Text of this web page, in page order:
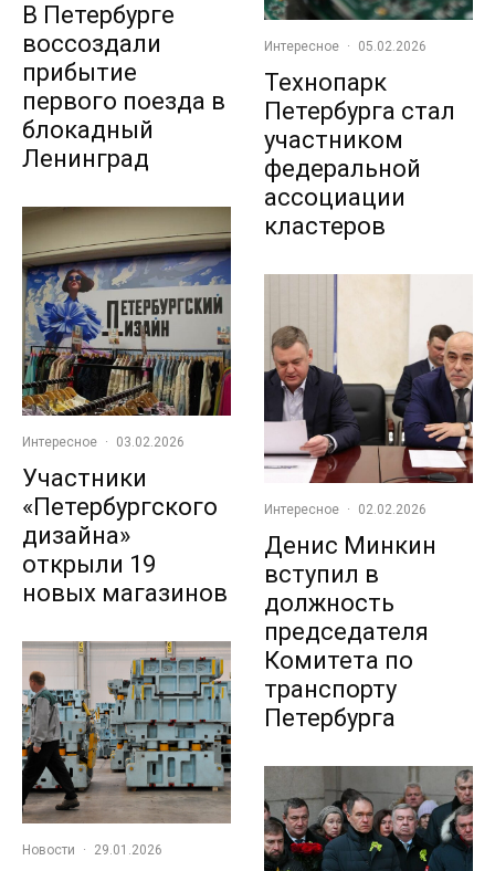
В Петербурге
воссоздали
прибытие
первого поезда в
блокадный
Ленинград
Интересное · 03.02.2026
Участники
«Петербургского
дизайна»
открыли 19
новых магазинов
Новости · 29.01.2026
Интересное · 05.02.2026
Технопарк
Петербурга стал
участником
федеральной
ассоциации
кластеров
Интересное · 02.02.2026
Денис Минкин
вступил в
должность
председателя
Комитета по
транспорту
Петербурга